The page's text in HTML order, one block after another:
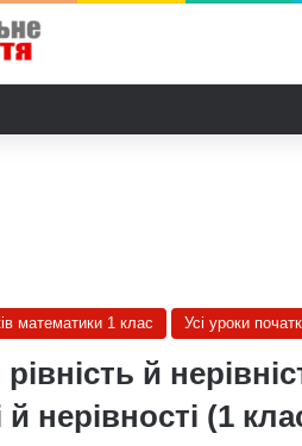
математики 1 клас Усі уроки
й
й нерівності (1